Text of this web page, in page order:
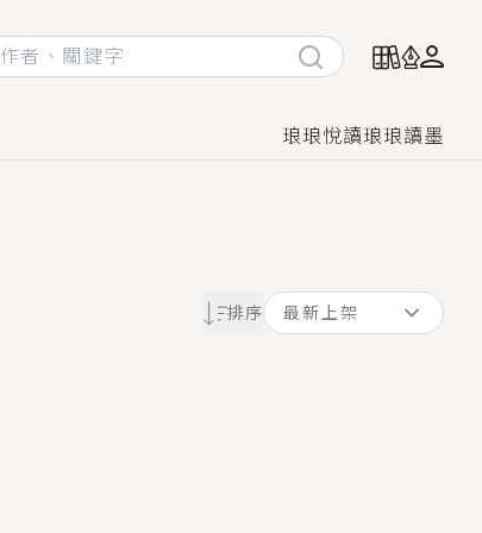
琅琅悅讀琅琅讀墨
回找新歡，他居然還後悔了？
！
排序 最新上架